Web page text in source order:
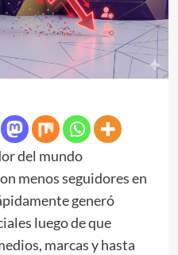
del mundo
menos seguidores en
generó
luego de que
marcas y hasta